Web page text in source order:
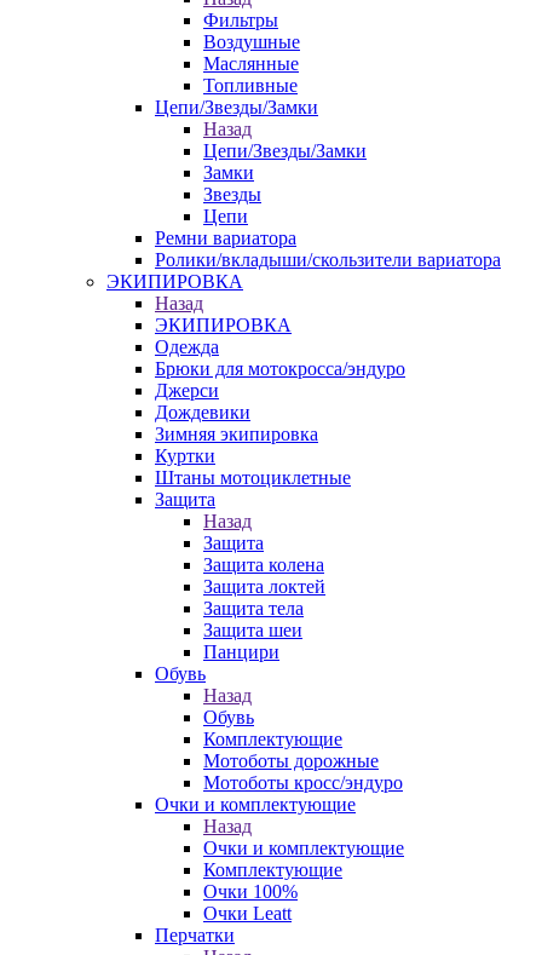
Фильтры
Воздушные
Маслянные
Топливные
Цепи/Звезды/Замки
Назад
Цепи/Звезды/Замки
Замки
Звезды
Цепи
Ремни вариатора
Ролики/вкладыши/скользители вариатора
ЭКИПИРОВКА
Назад
ЭКИПИРОВКА
Одежда
Брюки для мотокросса/эндуро
Джерси
Дождевики
Зимняя экипировка
Куртки
Штаны мотоциклетные
Защита
Назад
Защита
Защита колена
Защита локтей
Защита тела
Защита шеи
Панцири
Обувь
Назад
Обувь
Комплектующие
Мотоботы дорожные
Мотоботы кросс/эндуро
Очки и комплектующие
Назад
Очки и комплектующие
Комплектующие
Очки 100%
Очки Leatt
Перчатки